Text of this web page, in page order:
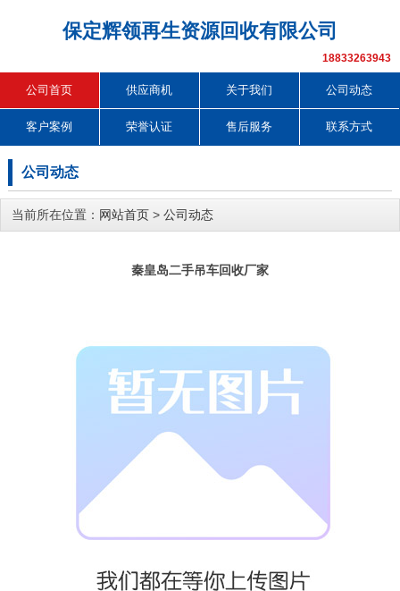
保定辉领再生资源回收有限公司
18833263943
公司首页 供应商机 关于我们 公司动态
客户案例 荣誉认证 售后服务 联系方式
公司动态
当前所在位置： 网站首页 > 公司动态
秦皇岛二手吊车回收厂家